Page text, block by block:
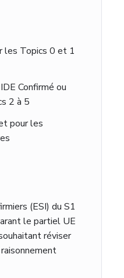
les Topics 0 et 1
Confirmé ou
2 à 5
pour les
(ESI) du S1
le partiel UE
réviser